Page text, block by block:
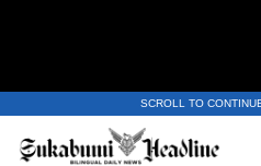
SCROLL TO